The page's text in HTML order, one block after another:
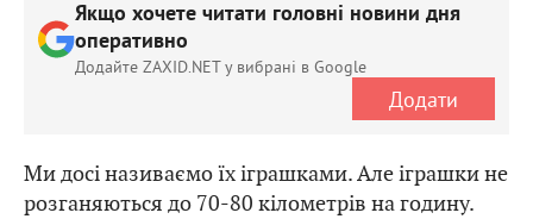
Якщо хочете читати головні новини дня
оперативно
Додайте ZAXID.NET у вибрані в Google
Додати
Ми досі називаємо їх іграшками. Але іграшки не
розганяються до 70-80 кілометрів на годину.